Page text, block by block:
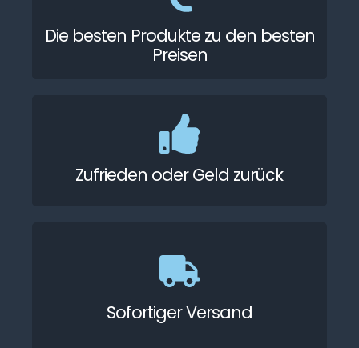
Die besten Produkte zu den besten
Preisen
Zufrieden oder Geld zurück
Sofortiger Versand